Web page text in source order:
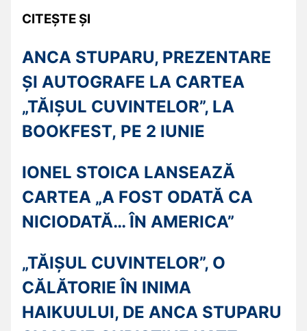
CITEȘTE ȘI
ANCA STUPARU, PREZENTARE
ȘI AUTOGRAFE LA CARTEA
„TĂIȘUL CUVINTELOR”, LA
BOOKFEST, PE 2 IUNIE
IONEL STOICA LANSEAZĂ
CARTEA „A FOST ODATĂ CA
NICIODATĂ… ÎN AMERICA”
„TĂIȘUL CUVINTELOR”, O
CĂLĂTORIE ÎN INIMA
HAIKUULUI, DE ANCA STUPARU